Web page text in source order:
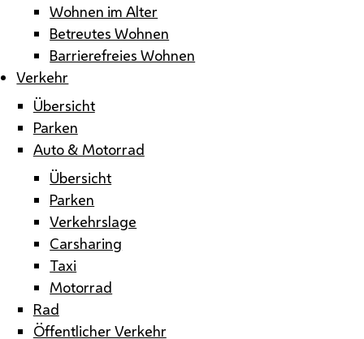
Wohnen im Alter
Betreutes Wohnen
Barrierefreies Wohnen
Verkehr
Übersicht
Parken
Auto & Motorrad
Übersicht
Parken
Verkehrslage
Carsharing
Taxi
Motorrad
Rad
Öffentlicher Verkehr